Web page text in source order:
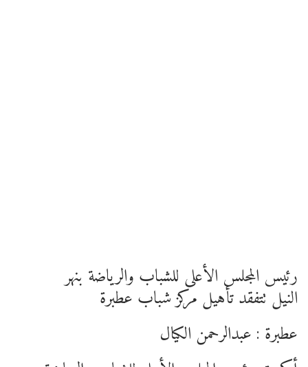
رئيس المجلس الأعلى للشباب والرياضة بنهر
النيل تتفقد تأهيل مركز شباب عطبرة
عطبرة : عبدالرحمن الكيال